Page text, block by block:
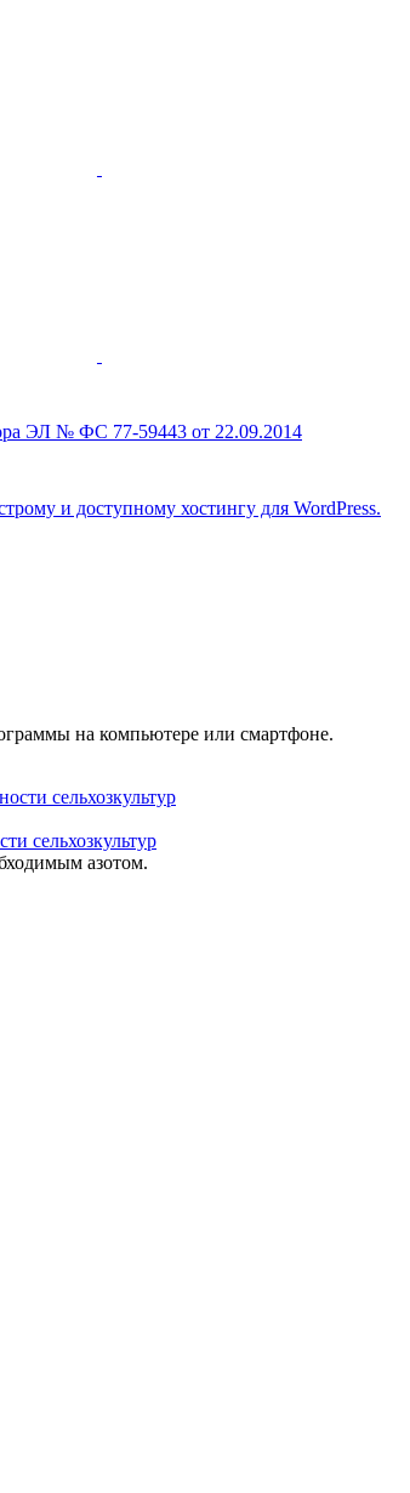
ЭЛ № ФС 77-59443 от 22.09.2014
и доступному хостингу для WordPress.
на компьютере или смартфоне.
сельхозкультур
азотом.